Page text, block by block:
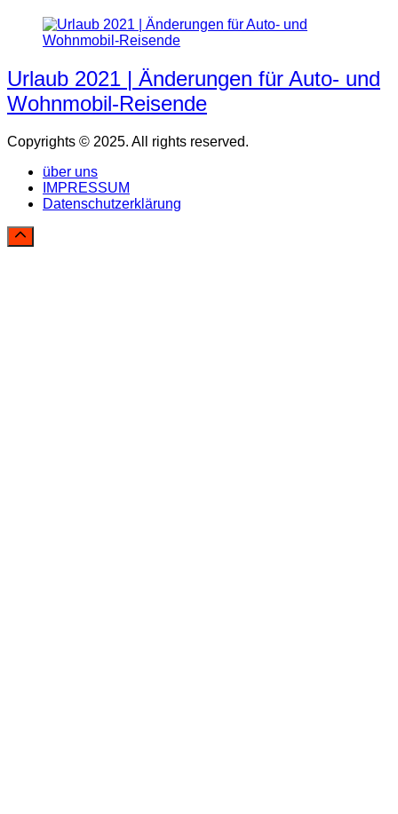
Urlaub 2021 | Änderungen für Auto- und
Wohnmobil-Reisende
Copyrights © 2025. All rights reserved.
über uns
IMPRESSUM
Datenschutzerklärung